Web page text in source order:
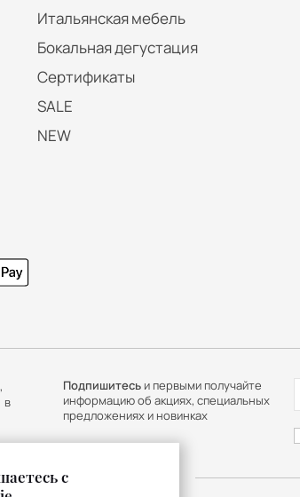
с
Итальянская мебель
Бокальная дегустация
Сертификаты
SALE
NEW
в
Подпишитесьи первыми получайте
информацию об акциях, специальных
предложениях и новинках